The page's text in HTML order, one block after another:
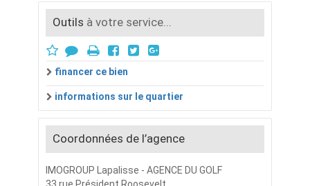
Outils à votre service...
financer ce bien
informations sur le quartier
Coordonnées de l’agence
IMOGROUP Lapalisse - AGENCE DU GOLF
33 rue Président Roosevelt